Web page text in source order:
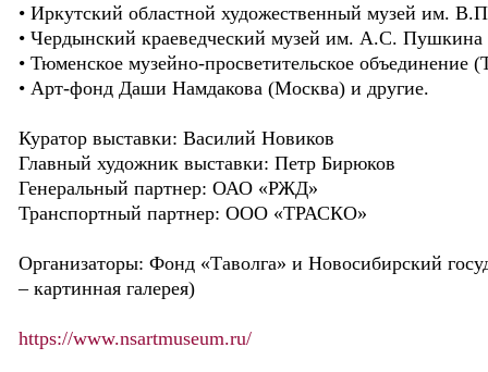
• Иркутский областной художественный музей им.
• Чердынский краеведческий музей им. А.С.
• Тюменское музейно-просветительское объединение
• Арт-фонд Даши Намдакова (Москва) и другие.
Куратор выставки: Василий Новиков
Главный художник выставки: Петр Бирюков
Генеральный партнер: ОАО «РЖД»
Транспортный партнер: ООО «ТРАСКО»
Организаторы: Фонд «Таволга» и Новосибирский
– картинная галерея)
https://www.nsartmuseum.ru/